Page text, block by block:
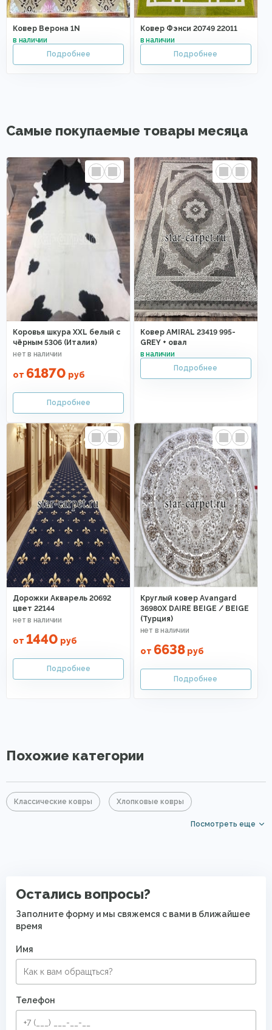
Ковер Верона 1N Ковер Фэнси 20749 22011
Самые покупаемые товары месяца
Коровья шкура XXL белый с
чёрным 5306 (Италия)
от 61870 руб
Ковер AMIRAL 23419 995-
GREY + овал
Дорожки Акварель 20692
цвет 22144
от 1440 руб
Круглый ковер Avangard
36980X DAIRE BEIGE / BEIGE
(Турция)
от 6638руб
Похожие категории
Классические ковры Хлопковые ковры
Большие ковры
Посмотреть еще
Остались вопросы?
Заполните форму и мы свяжемся с вами в ближайшее
время
Имя
Телефон